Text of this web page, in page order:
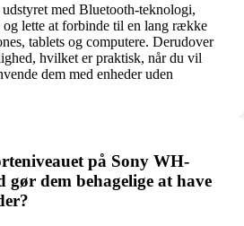
med Bluetooth-teknologi,
lette at forbinde til en lang række
tablets og computere. Derudover
hvilket er praktisk, når du vil
dem med enheder uden
på Sony WH-
gør dem behagelige at have